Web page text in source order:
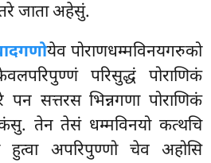
जाता अहेसुं.
येव पोराणधम्मविनयगरुको
परिसुद्धं पोराणिकं
पन सत्तरस भिन्नगणा पोराणिकं
तेन तेसं धम्मविनयो कत्थचि
अपरिपुण्णो चेव अहोसि